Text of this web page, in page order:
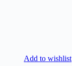
Add to wishlist